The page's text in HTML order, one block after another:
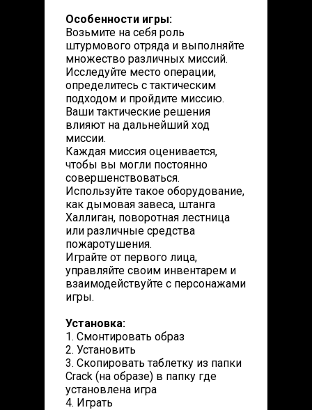
Особенности игры:
Возьмите на себя роль
штурмового отряда и выполняйте
множество различных миссий.
Исследуйте место операции,
определитесь с тактическим
подходом и пройдите миссию.
Ваши тактические решения
влияют на дальнейший ход
миссии.
Каждая миссия оценивается,
чтобы вы могли постоянно
совершенствоваться.
Используйте такое оборудование,
как дымовая завеса, штанга
Халлиган, поворотная лестница
или различные средства
пожаротушения.
Играйте от первого лица,
управляйте своим инвентарем и
взаимодействуйте с персонажами
игры.
Установка:
1. Смонтировать образ
2. Установить
3. Скопировать таблетку из папки
Crack (на образе) в папку где
установлена игра
4. Играть